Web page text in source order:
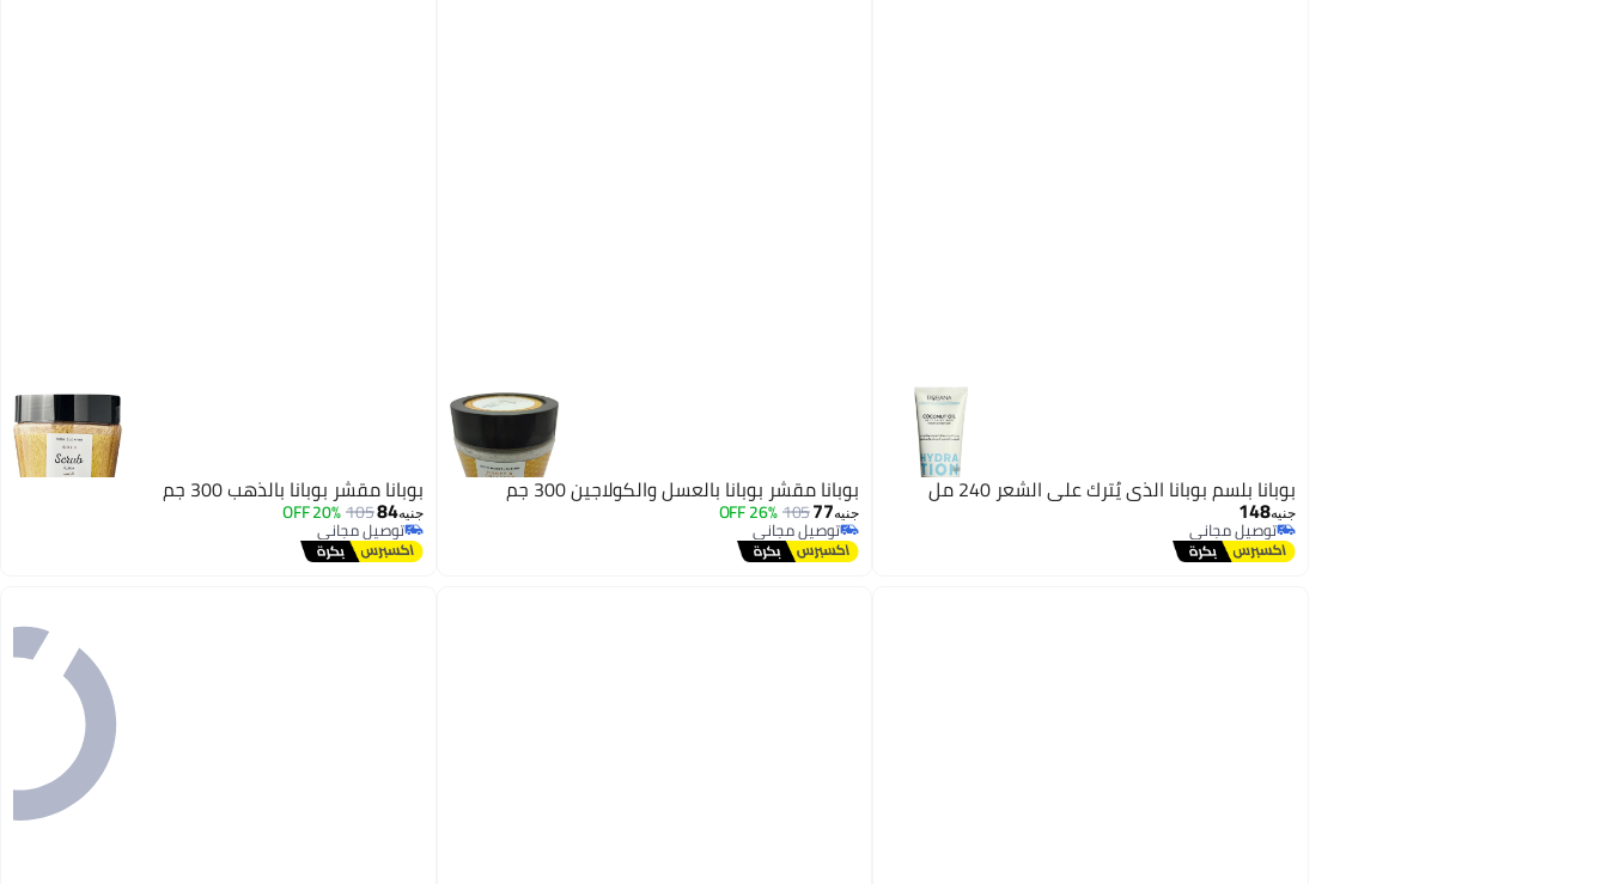
بوبانا بلسم بوبانا الذي يُترك على الشعر 240 مل
جنيه148
توصيل مجاني
توصيل مجاني
بوبانا مقشر بوبانا بالعسل والكولاجين 300 جم
جنيه77
105
26% OFF
توصيل مجاني
توصيل مجاني
بوبانا مقشر بوبانا بالذهب 300 جم
جنيه84
105
20% OFF
توصيل مجاني
توصيل مجاني